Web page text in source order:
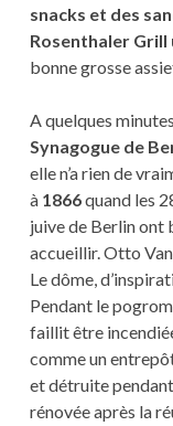
snacks et des
Rosenthaler Grill
bonne grosse
A quelques
Synagogue de
elle n’a rien de
à 1866quand les
juive de Berlin ont
accueillir. Otto
Le dôme,
Pendant le
faillit être
comme un
et détruite
rénovée après la